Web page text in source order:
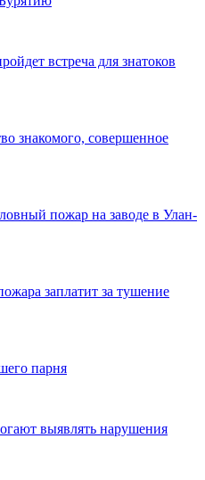
встреча для знатоков
знакомого, совершенное
пожар на заводе в Улан-
заплатит за тушение
парня
выявлять нарушения